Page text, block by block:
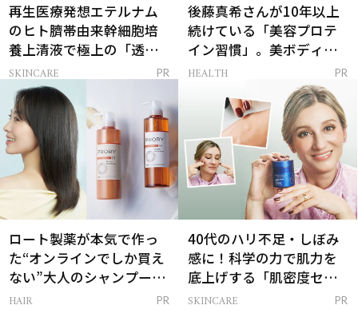
再生医療発想エテルナム
のヒト臍帯由来幹細胞培
養上清液で極上の「透明
感ハリ肌」へ
SKINCARE PR
後藤真希さんが10年以上
続けている「美容プロテ
イン習慣」。美ボディを
支える朝ルーティンと
HEALTH PR
ロート製薬が本気で作っ
た“オンラインでしか買え
ない”大人のシャンプー＆
トリートメントって？
HAIR PR
40代のハリ不足・しぼみ
感に！科学の力で肌力を
底上げする「肌密度セラ
ム」
SKINCARE PR